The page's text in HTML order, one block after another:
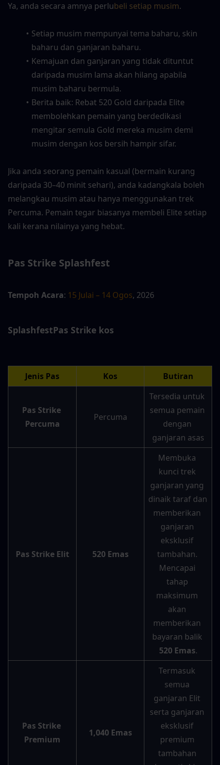
Ya, anda secara amnya perlubeli setiap musim.
Setiap musim mempunyai tema baharu, skin
baharu dan ganjaran baharu.
Kemajuan dan ganjaran yang tidak dituntut
daripada musim lama akan hilang apabila
musim baharu bermula.
Berita baik: Rebat 520 Gold daripada Elite
membolehkan pemain yang berdedikasi
mengitar semula Gold mereka musim demi
musim dengan kos bersih hampir sifar.
Jika anda seorang pemain kasual (bermain kurang
daripada 30–40 minit sehari), anda kadangkala boleh
melangkau musim atau hanya menggunakan trek
Percuma. Pemain tegar biasanya membeli Elite setiap
kali kerana nilainya yang hebat.
Pas Strike Splashfest
Tempoh Acara: 15 Julai – 14 Ogos, 2026
SplashfestPas Strike kos
Jenis Pas Kos Butiran
Pas Strike
Percuma
Percuma
Tersedia untuk
semua pemain
dengan
ganjaran asas
Pas Strike Elit 520 Emas
Membuka
kunci trek
ganjaran yang
dinaik taraf dan
memberikan
ganjaran
eksklusif
tambahan.
Mencapai
tahap
maksimum
akan
memberikan
520 Emas.
Pas Strike
Premium
1,040 Emas
Termasuk
semua
ganjaran Elit
serta ganjaran
eksklusif
premium
tambahan